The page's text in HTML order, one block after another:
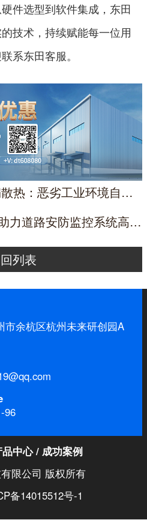
件选型到软件集成，东田
技术，持续赋能每一位用
系东田客服。
工控机无风扇散热：恶劣工业环境自动化检测的可靠保障
Box工控机，助力道路安防监控系统高效稳定运行
列表
市余杭区杭州未来研创园A
96
品中心/ 成功案例
限公司 版权所有
备14015512号-1